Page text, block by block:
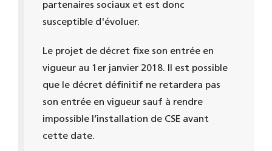
partenaires sociaux et est donc
susceptible d'évoluer.
Le projet de décret fixe son entrée en
vigueur au 1er janvier 2018. Il est possible
que le décret définitif ne retardera pas
son entrée en vigueur sauf à rendre
impossible l’installation de CSE avant
cette date.